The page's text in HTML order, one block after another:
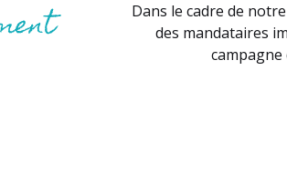
Dans le cadre de
des mandataires